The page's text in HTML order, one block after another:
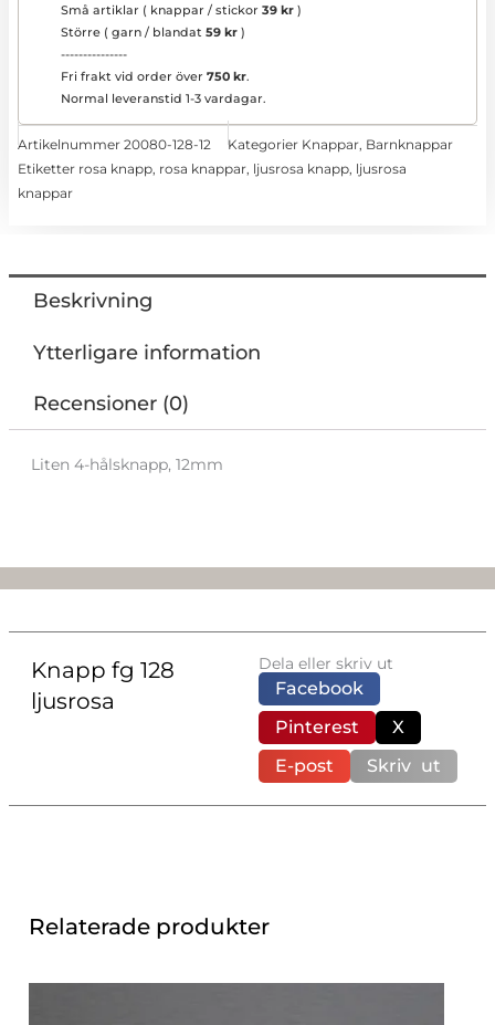
Små artiklar ( knappar / stickor 39 kr )
Större ( garn / blandat 59 kr )
---------------
Fri frakt vid order över 750 kr.
Normal leveranstid 1-3 vardagar.
Artikelnummer 20080-128-12 Kategorier Knappar, Barnknappar
Etiketter rosa knapp, rosa knappar, ljusrosa knapp, ljusrosa
knappar
Beskrivning
Ytterligare information
Recensioner (0)
Liten 4-hålsknapp, 12mm
Knapp fg 128
ljusrosa
Dela eller skriv ut
Facebook
Pinterest
X
E-post
Skriv ut
Relaterade produkter